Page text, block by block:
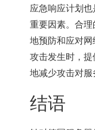
应急响应计划
重要因素。合
地预防和应对
攻击发生时，
地减少攻击对服
结语